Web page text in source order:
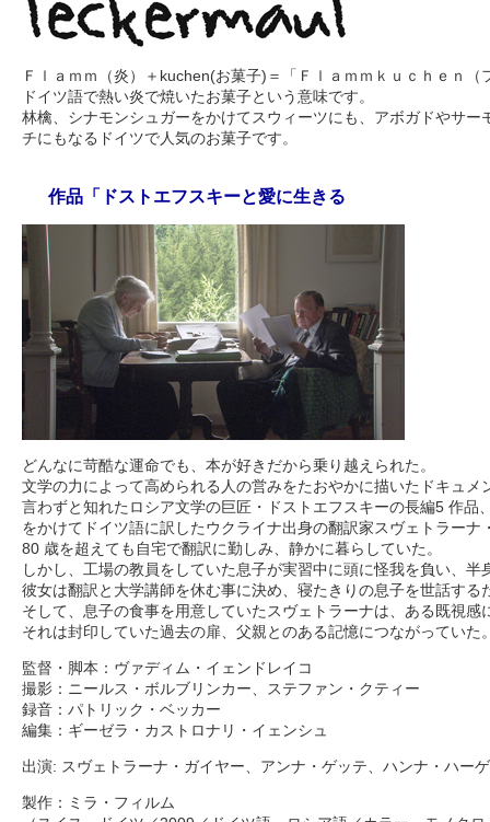
Ｆｌａｍｍ（炎）＋kuchen(お菓子)＝「Ｆｌａｍｍｋｕｃｈｅｎ（
ドイツ語で熱い炎で焼いたお菓子という意味です。
林檎、シナモンシュガーをかけてスウィーツにも、アボガドやサー
チにもなるドイツで人気のお菓子です。
作品「ドストエフスキーと愛に生きる
どんなに苛酷な運命でも、本が好きだから乗り越えられた。
文学の力によって高められる人の営みをたおやかに描いたドキュメ
言わずと知れたロシア文学の巨匠・ドストエフスキーの長編5 作品
をかけてドイツ語に訳したウクライナ出身の翻訳家スヴェトラーナ
80 歳を超えても自宅で翻訳に勤しみ、静かに暮らしていた。
しかし、工場の教員をしていた息子が実習中に頭に怪我を負い、
彼女は翻訳と大学講師を休む事に決め、寝たきりの息子を世話する
そして、息子の食事を用意していたスヴェトラーナは、ある既視感
それは封印していた過去の扉、父親とのある記憶につながっていた
監督・脚本：ヴァディム・イェンドレイコ
撮影：ニールス・ボルブリンカー、ステファン・クティー
録音：パトリック・ベッカー
編集：ギーゼラ・カストロナリ・イェンシュ
出演: スヴェトラーナ・ガイヤー、アンナ・ゲッテ、ハンナ・ハー
製作：ミラ・フィルム